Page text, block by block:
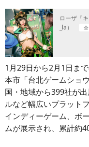
ローザ『
_la）
1月29日から2月1日ま
本市「台北ゲームショ
国・地域から399社が
ルなど幅広いプラット
インディーゲーム、ボ
ムが展示され、累計約